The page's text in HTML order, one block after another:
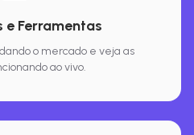
e Ferramentas
o mercado e veja as
ao vivo.